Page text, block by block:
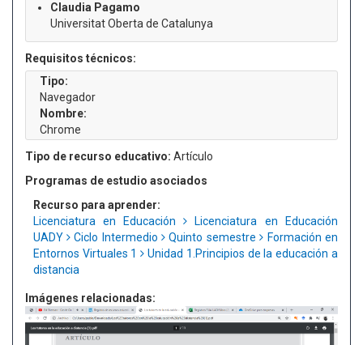
Claudia Pagamo
Universitat Oberta de Catalunya
Requisitos técnicos:
Tipo:
Navegador
Nombre:
Chrome
Tipo de recurso educativo: Artículo
Programas de estudio asociados
Recurso para aprender:
Licenciatura en Educación
Licenciatura en Educación
UADY
Ciclo Intermedio Quinto semestre
Formación en
Entornos Virtuales 1
Unidad 1.Principios de la educación a
distancia
Imágenes relacionadas: